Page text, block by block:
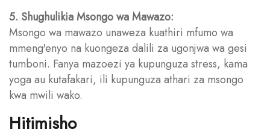
5. Shughulikia Msongo wa Mawazo:
Msongo wa mawazo unaweza kuathiri mfumo wa
mmeng'enyo na kuongeza dalili za ugonjwa wa gesi
tumboni. Fanya mazoezi ya kupunguza stress, kama
yoga au kutafakari, ili kupunguza athari za msongo
kwa mwili wako.
Hitimisho